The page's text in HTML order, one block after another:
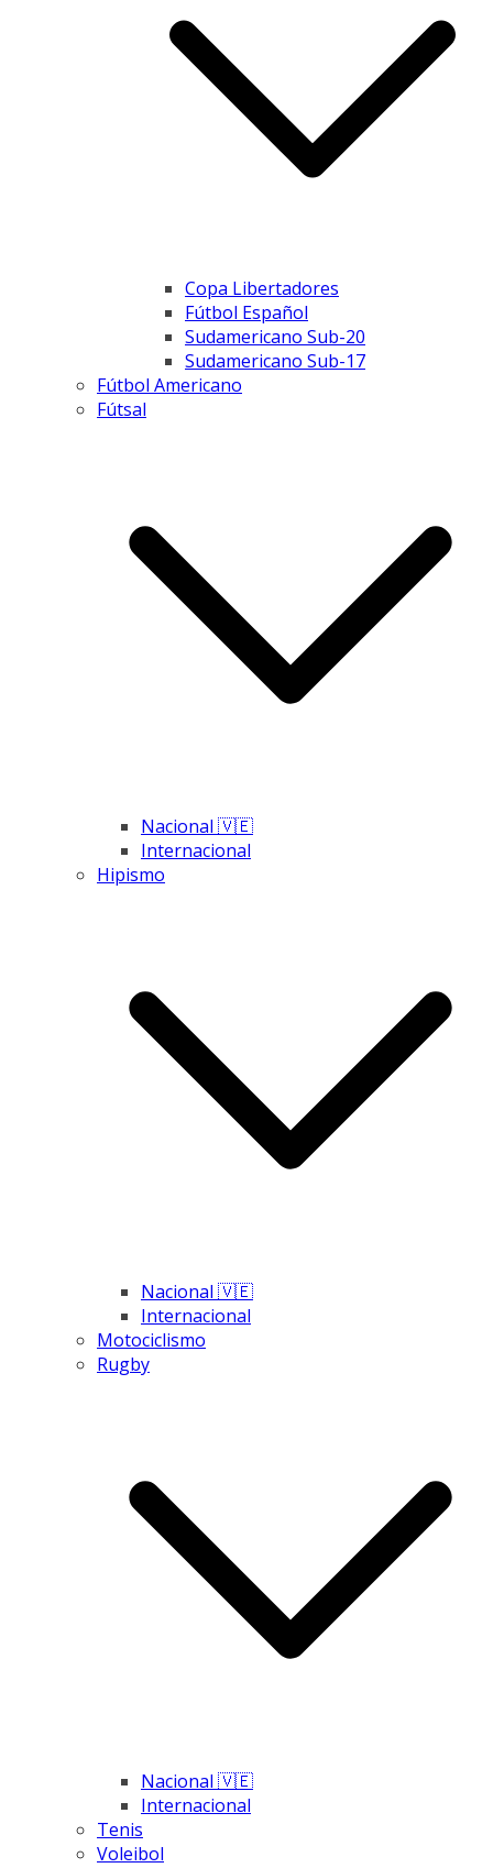
Copa Libertadores
Fútbol Español
Sudamericano Sub-20
Sudamericano Sub-17
Fútbol Americano
Fútsal
Nacional 🇻🇪
Internacional
Hipismo
Nacional 🇻🇪
Internacional
Motociclismo
Rugby
Nacional 🇻🇪
Internacional
Tenis
Voleibol